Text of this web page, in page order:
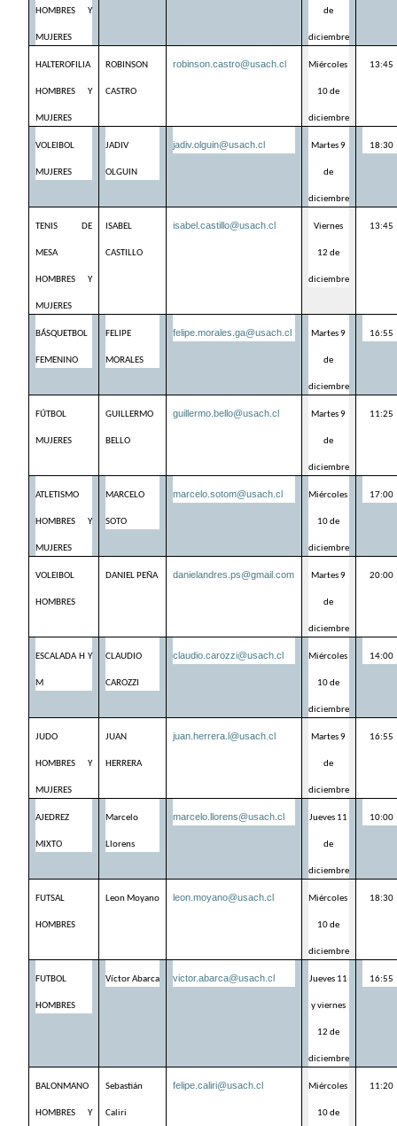
HOMBRES Y
MUJERES
de
diciembre
HALTEROFILIA
HOMBRES Y
MUJERES
ROBINSON
CASTRO
robinson.castro@usach.cl Miércoles
10 de
diciembre
13:45
VOLEIBOL
MUJERES
JADIV
OLGUIN
jadiv.olguin@usach.cl Martes 9
de
diciembre
18:30
TENIS DE
MESA
HOMBRES Y
MUJERES
ISABEL
CASTILLO
isabel.castillo@usach.cl Viernes
12 de
diciembre
13:45
BÁSQUETBOL
FEMENINO
FELIPE
MORALES
felipe.morales.ga@usach.cl Martes 9
de
diciembre
16:55
FÚTBOL
MUJERES
GUILLERMO
BELLO
guillermo.bello@usach.cl Martes 9
de
diciembre
11:25
ATLETISMO
HOMBRES Y
MUJERES
MARCELO
SOTO
marcelo.sotom@usach.cl Miércoles
10 de
diciembre
17:00
VOLEIBOL
HOMBRES
DANIEL PEÑA danielandres.ps@gmail.com Martes 9
de
diciembre
20:00
ESCALADA H Y
M
CLAUDIO
CAROZZI
claudio.carozzi@usach.cl Miércoles
10 de
diciembre
14:00
JUDO
HOMBRES Y
MUJERES
JUAN
HERRERA
juan.herrera.l@usach.cl Martes 9
de
diciembre
16:55
AJEDREZ
MIXTO
Marcelo
Llorens
marcelo.llorens@usach.cl Jueves 11
de
diciembre
10:00
FUTSAL
HOMBRES
Leon Moyano leon.moyano@usach.cl Miércoles
10 de
diciembre
18:30
FUTBOL
HOMBRES
Víctor Abarca victor.abarca@usach.cl Jueves 11
y viernes
12 de
diciembre
16:55
BALONMANO
HOMBRES Y
Sebastián
Caliri
felipe.caliri@usach.cl Miércoles
10 de
11:20